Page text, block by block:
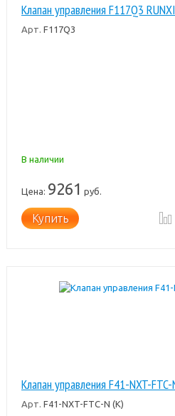
Клапан управления F117Q3
Арт. F117Q3
В наличии
Цена: 9261 руб.
Купить
Клапан управления F41-NXT-
Арт. F41-NXT-FTC-N (К)